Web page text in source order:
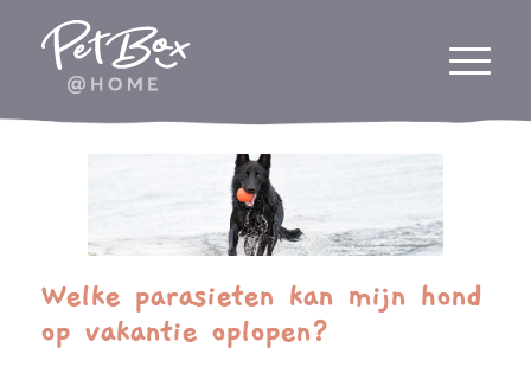
Welke parasieten kan mijn hond
op vakantie oplopen?